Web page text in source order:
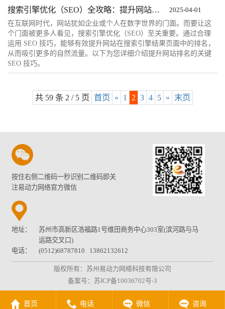
搜索引擎优化（SEO）全攻略：提升网站排名的关键技巧 2025-04-01
在互联网时代，网站犹如企业或个人在数字世界的门面。而要让这
个门面被更多人看见，搜索引擎优化（SEO）至关重要。通过合理
运用 SEO 技巧，能够有效提升网站在搜索引擎结果页面中的排名，
从而吸引更多的自然流量。以下为您详细介绍提升网站排名的关键
SEO 技巧。
共 59 条 2 / 5 页 首页 « 1 2 3 4 5 » 末页
按住右侧二维码一秒识别二维码即关
注易动力网络官方微信
地址：
苏州市高新区浩福路1号维田商务中心303室(滨河路与马
运路交叉口)
电话：
(0512)68787810 13862132612
版权所有：苏州易动力网络科技有限公司
备案号： 苏ICP备10036702号-3
首页 电话 微信 咨询